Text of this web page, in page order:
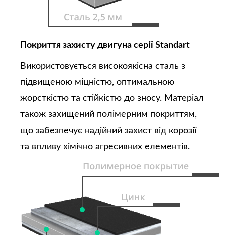
Покриття захисту двигуна серії Standart
Використовується високоякісна сталь з
підвищеною міцністю, оптимальною
жорсткістю та стійкістю до зносу. Матеріал
також захищений полімерним покриттям,
що забезпечує надійний захист від корозії
та впливу хімічно агресивних елементів.